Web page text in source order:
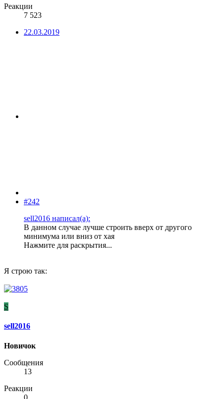
Реакции
7 523
22.03.2019
#242
sell2016 написал(а):
В данном случае лучше строить вверх от другого
минимума или вниз от хая
Нажмите для раскрытия...
Я строю так:
S
sell2016
Новичок
Сообщения
13
Реакции
0